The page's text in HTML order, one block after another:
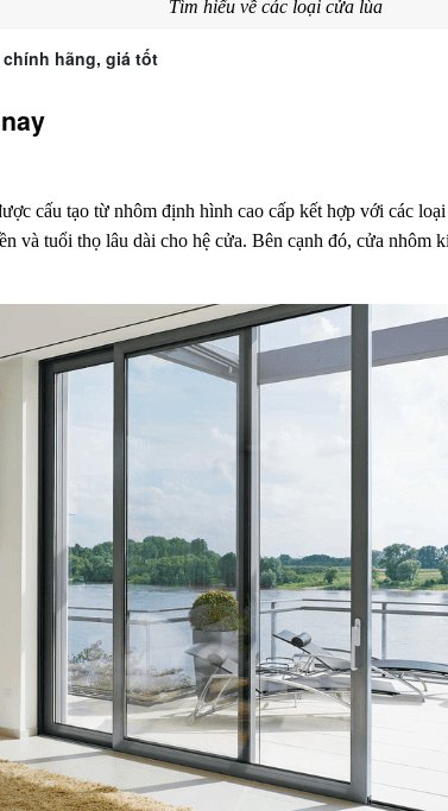
Tìm hiểu về các loại cửa lùa
hãng, giá tốt
cấu tạo từ nhôm định hình cao cấp kết hợp với các
và tuổi thọ lâu dài cho hệ cửa. Bên cạnh đó, cửa nhôm